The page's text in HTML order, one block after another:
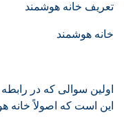
تعریف خانه هوشمند
خانه هوشمند
اولین سوالی که در
این است که اصولاً خانه